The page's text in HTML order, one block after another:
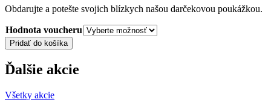
Obdarujte a potešte svojich blízkych našou darčekovou poukážkou.
Hodnota voucheru
množstvo
Darčekový
poukaz
Pridať do košíka
Ďalšie akcie
Všetky akcie